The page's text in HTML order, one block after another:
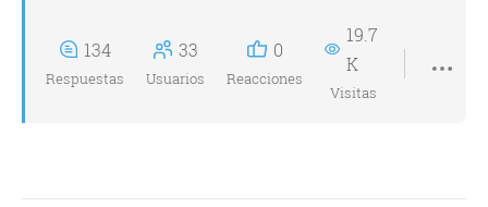
134
Respuestas
33
Usuarios
0
Reacciones
19.7
K
Visitas